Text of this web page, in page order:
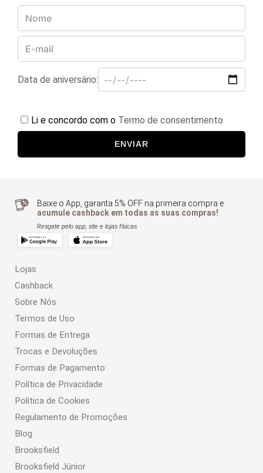
Data de aniversário:
Li e concordo com o Termo de consentimento
ENVIAR
Baixe o App, garanta 5% OFF na primeira compra e
acumule cashback em todas as suas compras!
Resgate pelo app, site e lojas físicas.
Lojas
Cashback
Sobre Nós
Termos de Uso
Formas de Entrega
Trocas e Devoluções
Formas de Pagamento
Política de Privacidade
Política de Cookies
Regulamento de Promoções
Blog
Brooksfield
Brooksfield Júnior